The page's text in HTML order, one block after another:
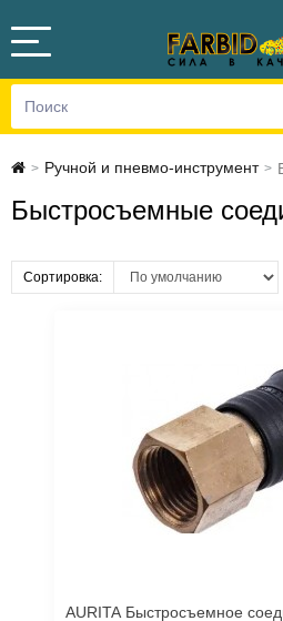
> Ручной и пневмо-инструмент >
Быстросъемные
Сортировка:
AURITA Быстросъемное соединение 1/2